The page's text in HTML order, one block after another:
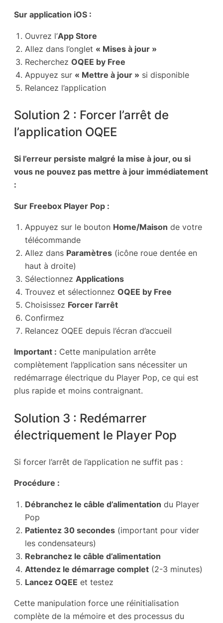
Sur application iOS :
Ouvrez l’App Store
Allez dans l’onglet « Mises à jour »
Recherchez OQEE by Free
Appuyez sur « Mettre à jour » si disponible
Relancez l’application
Solution 2 : Forcer l’arrêt de
l’application OQEE
Si l’erreur persiste malgré la mise à jour, ou si
vous ne pouvez pas mettre à jour immédiatement
:
Sur Freebox Player Pop :
Appuyez sur le bouton Home/Maison de votre
télécommande
Allez dans Paramètres (icône roue dentée en
haut à droite)
Sélectionnez Applications
Trouvez et sélectionnez OQEE by Free
Choisissez Forcer l’arrêt
Confirmez
Relancez OQEE depuis l’écran d’accueil
Important : Cette manipulation arrête
complètement l’application sans nécessiter un
redémarrage électrique du Player Pop, ce qui est
plus rapide et moins contraignant.
Solution 3 : Redémarrer
électriquement le Player Pop
Si forcer l’arrêt de l’application ne suffit pas :
Procédure :
Débranchez le câble d’alimentation du Player
Pop
Patientez 30 secondes (important pour vider
les condensateurs)
Rebranchez le câble d’alimentation
Attendez le démarrage complet (2-3 minutes)
Lancez OQEE et testez
Cette manipulation force une réinitialisation
complète de la mémoire et des processus du